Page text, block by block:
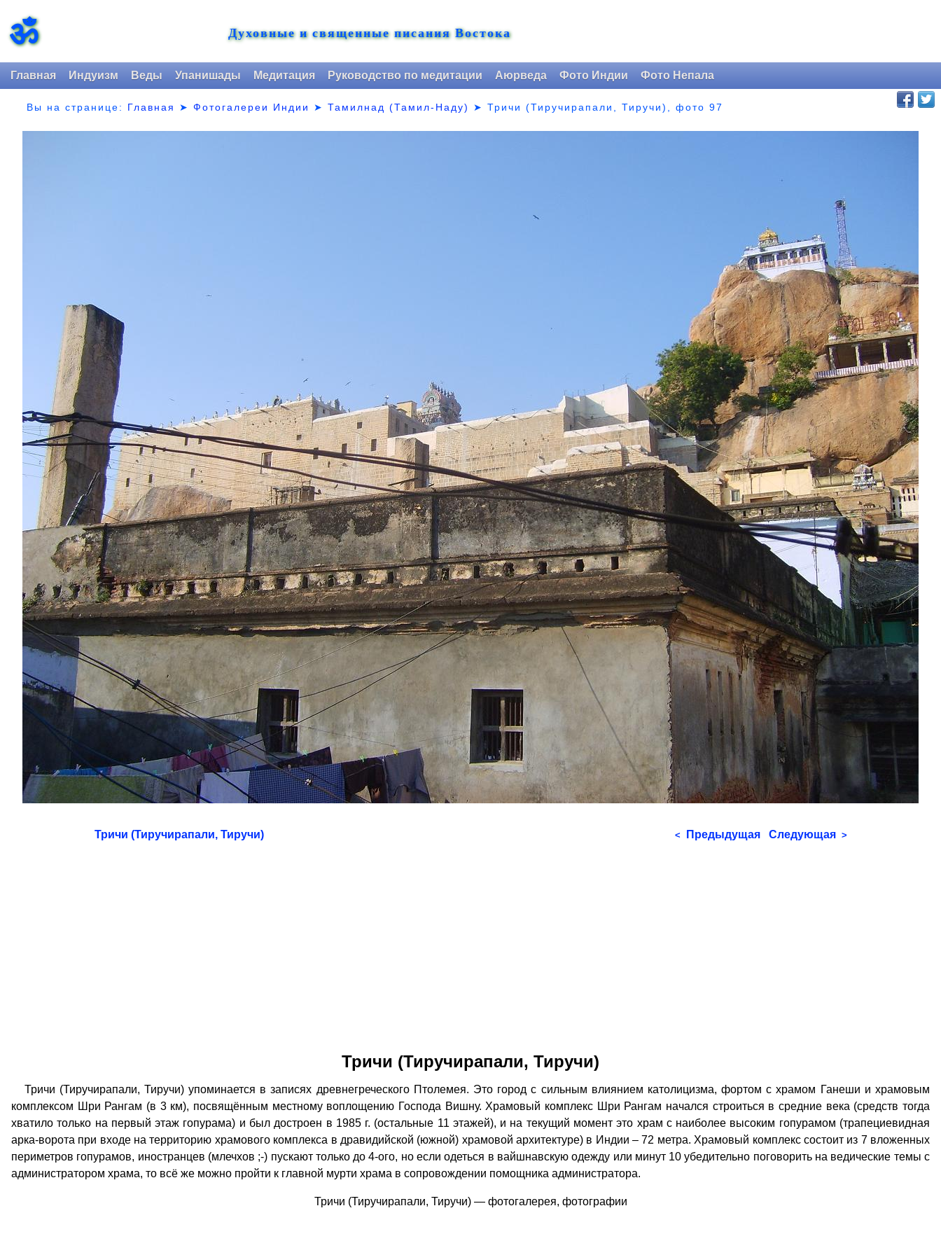
ॐ Духовные и священные писания Востока
Главная Индуизм Веды Упанишады Медитация Руководство по медитации Аюрведа Фото Индии Фото Непала
Вы на странице: Главная ➤Фотогалереи Индии ➤Тамилнад (Тамил-Наду) ➤Тричи (Тиручирапали, Тиручи), фото 97
Тричи (Тиручирапали, Тиручи) < Предыдущая Следующая >
Тричи (Тиручирапали, Тиручи)
Тричи (Тиручирапали, Тиручи) упоминается в записях древнегреческого Птолемея. Это город с сильным влиянием католицизма, фортом с храмом Ганеши и храмовым
комплексом Шри Рангам (в 3 км), посвящённым местному воплощению Господа Вишну. Храмовый комплекс Шри Рангам начался строиться в средние века (средств тогда
хватило только на первый этаж гопурама) и был достроен в 1985 г. (остальные 11 этажей), и на текущий момент это храм с наиболее высоким гопурамом (трапециевидная
арка-ворота при входе на территорию храмового комплекса в дравидийской (южной) храмовой архитектуре) в Индии – 72 метра. Храмовый комплекс состоит из 7 вложенных
периметров гопурамов, иностранцев (млечхов ;-) пускают только до 4-ого, но если одеться в вайшнавскую одежду или минут 10 убедительно поговорить на ведические темы с
администратором храма, то всё же можно пройти к главной мурти храма в сопровождении помощника администратора.
Тричи (Тиручирапали, Тиручи) — фотогалерея, фотографии